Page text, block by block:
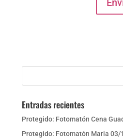
Entradas recientes
Protegido: Fotomatón Cena
Protegido: Fotomatón Maria 03/